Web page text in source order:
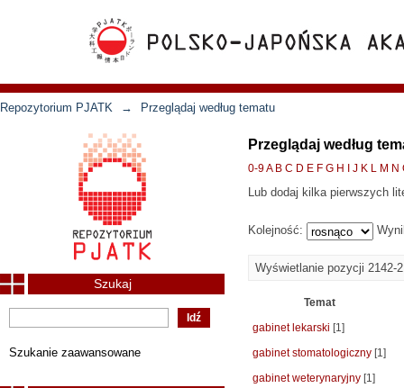
Repozytorium PJATK → Przeglądaj według tematu
Przeglądaj według
0-9A B C D E F G H J K L M N
Lub dodaj kilka pierwszych
Kolejność:
Wyświetlanie pozycji 2142-
Temat
gabinet lekarski [1]
gabinet stomatologiczny [1]
gabinet weterynaryjny [1]
Szukaj
Szukanie zaawansowane